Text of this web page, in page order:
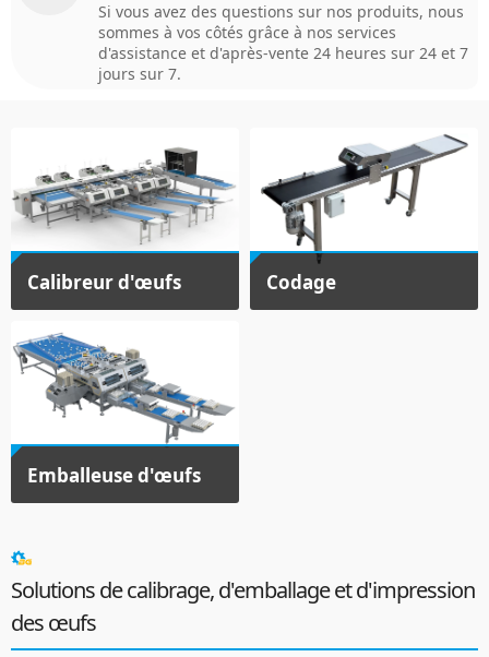
Si vous avez des questions sur nos produits, nous
sommes à vos côtés grâce à nos services
d'assistance et d'après-vente 24 heures sur 24 et 7
jours sur 7.
Calibreur d'œufs
View Products
Codage
Emballeuse d'œufs
Solutions de calibrage, d'emballage et d'impression
des œufs